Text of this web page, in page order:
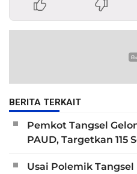
BERITA TERKAIT
Pemkot Tangsel
PAUD, Targetkan 115
Usai Polemik Tangsel